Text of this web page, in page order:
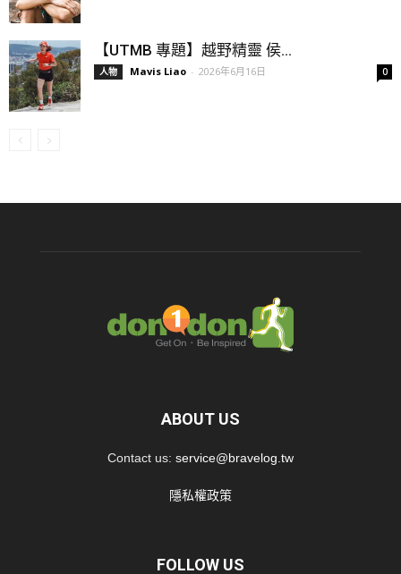
【UTMB 專題】越野精靈 侯...
人物 Mavis Liao - 2026年6月16日 0
ABOUT US
Contact us: service@bravelog.tw
隱私權政策
FOLLOW US